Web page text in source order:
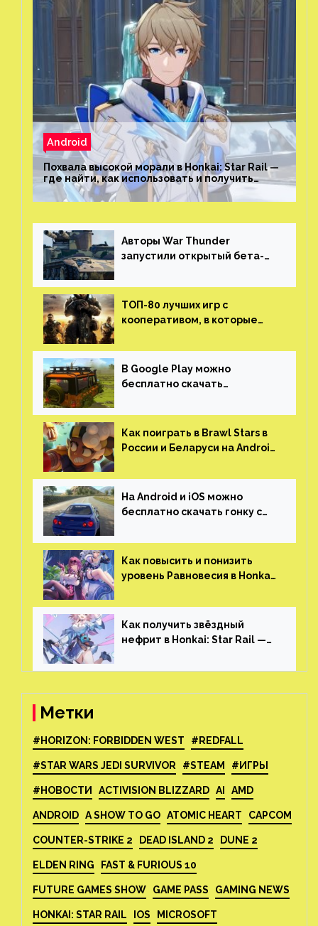
Android
Похвала высокой морали в Honkai: Star Rail —
где найти, как использовать и получить
скрытые достижения
Авторы War Thunder
запустили открытый бета-
трейлер и скриншоты
ТОП-80 лучших игр с
кооперативом, в которые
(никаких MMO)
В Google Play можно
бесплатно скачать
открытым миром, прокачкой,
гонками и тюнингом машины
Как поиграть в Brawl Stars в
России и Беларуси на Android
На Android и iOS можно
бесплатно скачать гонку с
который больше, чем в
Skyrim и GTA: San Andreas
Как повысить и понизить
уровень Равновесия в Honkai:
Как получить звёздный
нефрит в Honkai: Star Rail —
Метки
#HORIZON: FORBIDDEN WEST #REDFALL
#STAR WARS JEDI SURVIVOR #STEAM #ИГРЫ
#НОВОСТИ ACTIVISION BLIZZARD AI AMD
ANDROID A SHOW TO GO ATOMIC HEART CAPCOM
COUNTER-STRIKE 2 DEAD ISLAND 2 DUNE 2
ELDEN RING FAST & FURIOUS 10
FUTURE GAMES SHOW GAME PASS GAMING NEWS
HONKAI: STAR RAIL IOS MICROSOFT